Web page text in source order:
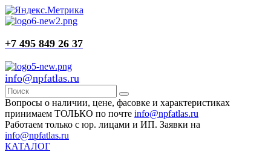
+7 495 849 26 37
info@npfatlas.ru
Вопросы о наличии, цене, фасовке и характеристиках
принимаем ТОЛЬКО по почте info@npfatlas.ru
Работаем только с юр. лицами и ИП. Заявки на
info@npfatlas.ru
КАТАЛОГ